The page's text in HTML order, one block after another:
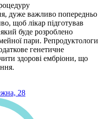
дуже важливо попередньо
щоб лікар підготував
буде розроблено
пари. Репродуктологи
генетичне
здорові ембріони, що
28